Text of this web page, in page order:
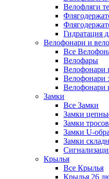
Велофляги
Гидратация
Велофонари и
Все
Велофары
Велофонари
Велофонари
Велофонари
Замки
Все Замки
Замки
Замки
Замки U-
Замки
Крылья
Все Крылья
Крылья 26